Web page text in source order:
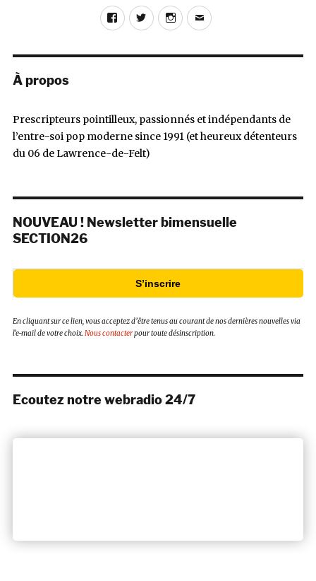
FacebookTwitterInstagram
E-
À propos
Prescripteurs pointilleux, passionnés et indépendants de
l’entre-soi pop moderne since 1991 (et heureux détenteurs
du 06 de Lawrence-de-Felt)
NOUVEAU ! Newsletter bimensuelle
SECTION26
S’inscrire
En cliquant sur ce lien, vous acceptez d’être tenus au courant de nos dernières nouvelles via
l’e-mail de votre choix.Nous contacterpour toute désinscription.
Ecoutez notre webradio 24/7